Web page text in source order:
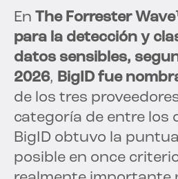
En The Forrester
para la detección y
datos sensibles,
2026, BigID fue
de los tres
categoría de entre los
BigID obtuvo la
posible en once